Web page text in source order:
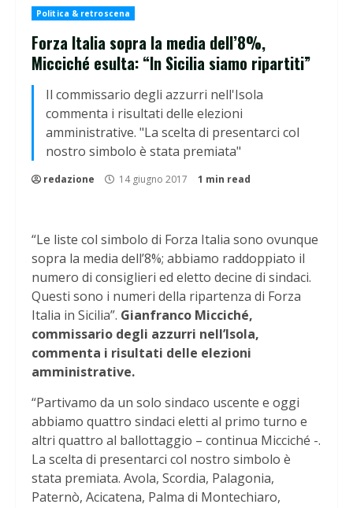
Politica & retroscena
Forza Italia sopra la media dell’8%,
Micciché esulta: “In Sicilia siamo ripartiti”
Il commissario degli azzurri nell'Isola
commenta i risultati delle elezioni
amministrative. "La scelta di presentarci col
nostro simbolo è stata premiata"
redazione 14 giugno 2017 1 min read
“Le liste col simbolo di Forza Italia sono ovunque
sopra la media dell’8%; abbiamo raddoppiato il
numero di consiglieri ed eletto decine di sindaci.
Questi sono i numeri della ripartenza di Forza
Italia in Sicilia”. Gianfranco Micciché,
commissario degli azzurri nell’Isola,
commenta i risultati delle elezioni
amministrative.
“Partivamo da un solo sindaco uscente e oggi
abbiamo quattro sindaci eletti al primo turno e
altri quattro al ballottaggio – continua Micciché -.
La scelta di presentarci col nostro simbolo è
stata premiata. Avola, Scordia, Palagonia,
Paternò, Acicatena, Palma di Montechiaro,